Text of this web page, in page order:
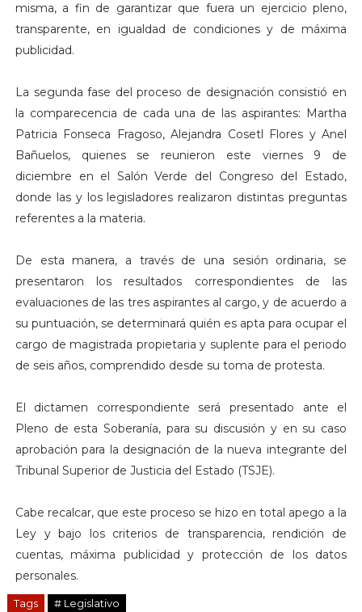
misma, a fin de garantizar que fuera un ejercicio pleno,
transparente, en igualdad de condiciones y de máxima
publicidad.
La segunda fase del proceso de designación consistió en
la comparecencia de cada una de las aspirantes: Martha
Patricia Fonseca Fragoso, Alejandra Cosetl Flores y Anel
Bañuelos, quienes se reunieron este viernes 9 de
diciembre en el Salón Verde del Congreso del Estado,
donde las y los legisladores realizaron distintas preguntas
referentes a la materia.
De esta manera, a través de una sesión ordinaria, se
presentaron los resultados correspondientes de las
evaluaciones de las tres aspirantes al cargo, y de acuerdo a
su puntuación, se determinará quién es apta para ocupar el
cargo de magistrada propietaria y suplente para el periodo
de seis años, comprendido desde su toma de protesta.
El dictamen correspondiente será presentado ante el
Pleno de esta Soberanía, para su discusión y en su caso
aprobación para la designación de la nueva integrante del
Tribunal Superior de Justicia del Estado (TSJE).
Cabe recalcar, que este proceso se hizo en total apego a la
Ley y bajo los criterios de transparencia, rendición de
cuentas, máxima publicidad y protección de los datos
personales.
Tags # Legislativo